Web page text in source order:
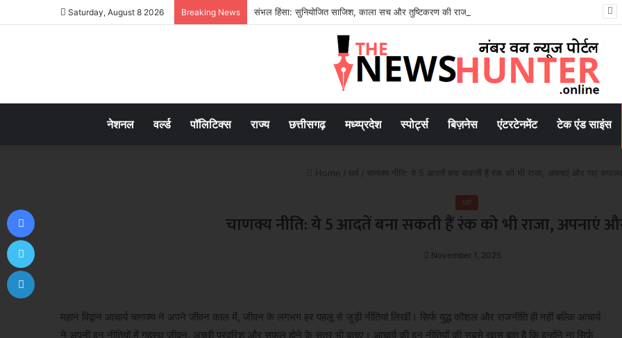
Saturday, August 8 2026 Breaking News संभल हिंसा: सुनियोजित साजिश, काला सच और तुष्टिकरण की राजनीति
नेशनल वर्ल्ड पॉलिटिक्स राज्य छत्तीसगढ़ मध्य्प्रदेश स्पोर्ट्स बिज़नेस एंटरटेनमेंट टेक एंड साइंस
Home / धर्म / चाणक्य नीति: ये 5 आदतें बना सकती हैं रंक को भी राजा, अपनाएं और पाएं
धर्म
चाणक्य नीति: ये 5 आदतें बना सकती हैं रंक को भी राजा, अपनाएं
November 1, 2025
महान विद्वान आचार्य चाणक्य ने अपने जीवन काल में, जीवन के लगभग हर पहलू से जुड़ी नीतियां लिखीं। सिर्फ युद्ध कौशल और राजनीति ही नहीं बल्कि आचार्य
ने अपनी इन नीतियों में गृहस्थ जीवन, अच्छी परवरिश और सफल होने के सूत्र भी बताए। आचार्य की इन नीतियों की सबसे खास बात है कि इन्होंने ना सिर्फ